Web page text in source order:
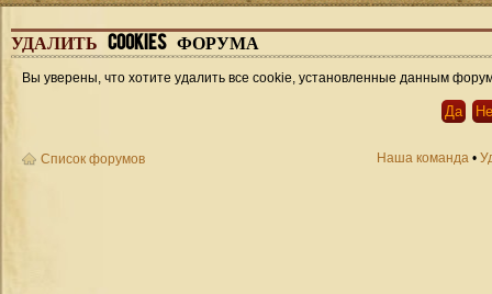
УДАЛИТЬ COOKIES ФОРУМА
Вы уверены, что хотите удалить все cookie, установленные данным
Список форумов Наша команда •